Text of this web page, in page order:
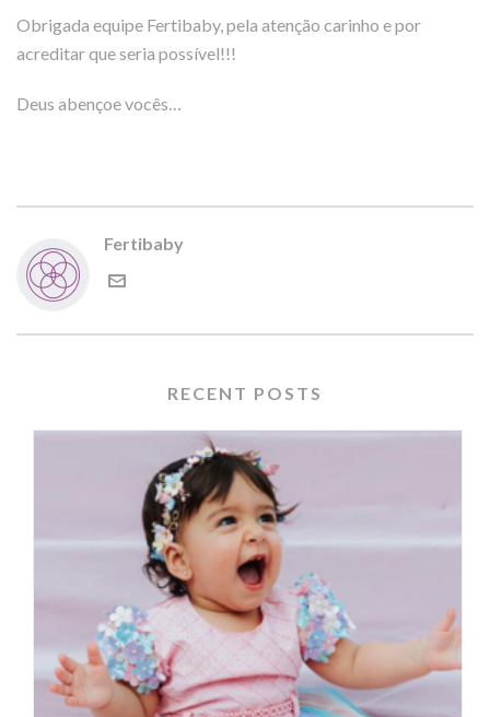
Obrigada equipe Fertibaby, pela atenção carinho e por
acreditar que seria possível!!!
Deus abençoe vocês…
Fertibaby
RECENT POSTS